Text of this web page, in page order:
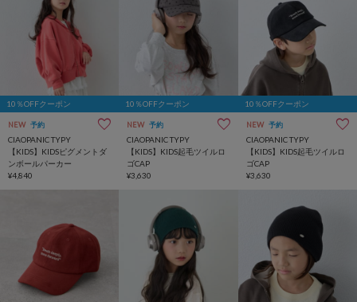
10％OFFクーポン
NEW 予約
CIAOPANIC TYPY
【KIDS】KIDSピグメントダ
ンボールパーカー
¥4,840
10％OFFクーポン
NEW 予約
CIAOPANIC TYPY
【KIDS】KIDS起毛ツイルロ
ゴCAP
¥3,630
10％OFFクーポン
NEW 予約
CIAOPANIC TYPY
【KIDS】KIDS起毛ツイルロ
ゴCAP
¥3,630